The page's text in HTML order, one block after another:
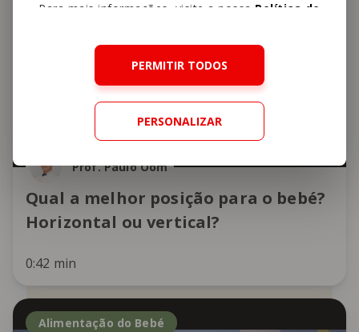
Para mais informações, visite a nossa Política de
PERMITIR TODOS
PERSONALIZAR
Prof. Paulo Oom
Qual a melhor posição para o bebé?
Horizontal ou vertical?
0:42 min
Alimentação do Bebé